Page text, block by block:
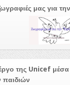
μας για
της Unicef
παιδιών